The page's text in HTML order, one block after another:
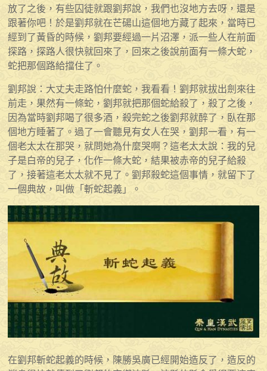
放了之後，有些囚徒就跟劉邦說，我們也沒地方去呀，還是
跟著你吧！於是劉邦就在芒碭山這個地方藏了起來，當時已
經到了黃昏的時候，劉邦要經過一片沼澤，派一些人在前面
探路，探路人很快就回來了，回來之後說前面有一條大蛇，
蛇把那個路給擋住了。
劉邦說：大丈夫走路怕什麼蛇，我看看！劉邦就拔出劍來往
前走，果然有一條蛇，劉邦就把那個蛇給殺了，殺了之後，
因為當時劉邦喝了很多酒，殺完蛇之後劉邦就醉了，臥在那
個地方睡著了。過了一會聽見有女人在哭，劉邦一看，有一
個老太太在那哭，就問她為什麼哭啊？這老太太說：我的兒
子是白帝的兒子，化作一條大蛇，結果被赤帝的兒子給殺
了，接著這老太太就不見了。劉邦殺蛇這個事情，就留下了
一個典故，叫做「斬蛇起義」。
在劉邦斬蛇起義的時候，陳勝吳廣已經開始造反了，造反的